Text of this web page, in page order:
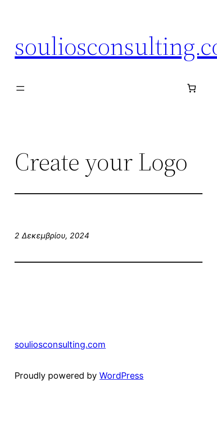
περιεχόμενο
Create your Logo
2 Δεκεμβρίου, 2024
souliosconsulting.com
Proudly powered byWordPress